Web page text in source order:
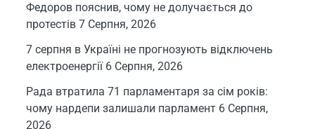
Федоров пояснив, чому не долучається до
протестів 7 Серпня, 2026
7 серпня в Україні не прогнозують відключень
електроенергії 6 Серпня, 2026
Рада втратила 71 парламентаря за сім років:
чому нардепи залишали парламент 6 Серпня,
2026